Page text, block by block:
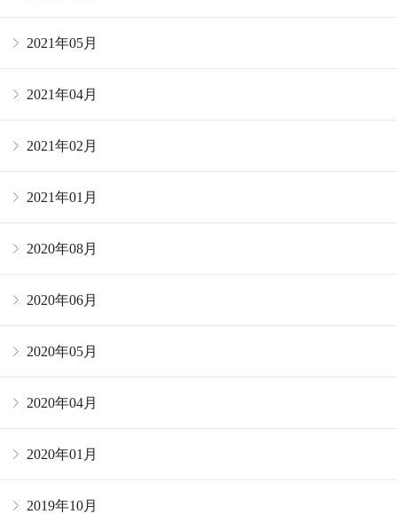
2021年05月
2021年04月
2021年02月
2021年01月
2020年08月
2020年06月
2020年05月
2020年04月
2020年01月
2019年10月